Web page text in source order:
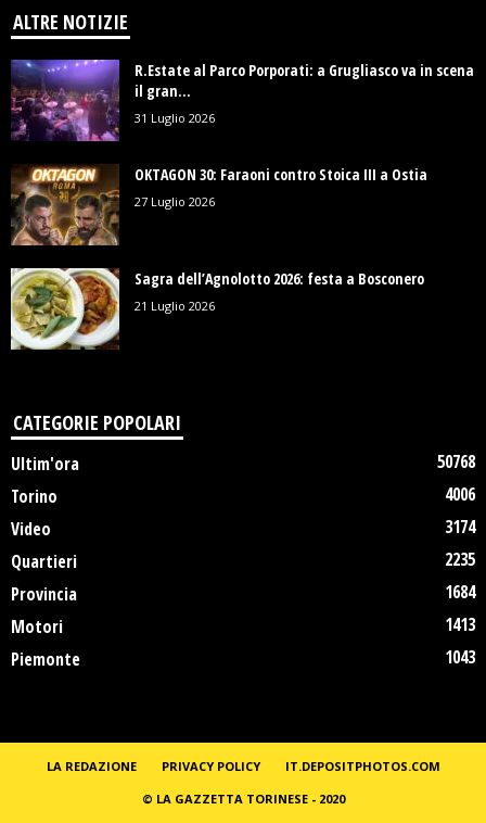
ALTRE NOTIZIE
R.Estate al Parco Porporati: a Grugliasco va in scena
il gran...
31 Luglio 2026
OKTAGON 30: Faraoni contro Stoica III a Ostia
27 Luglio 2026
Sagra dell’Agnolotto 2026: festa a Bosconero
21 Luglio 2026
CATEGORIE POPOLARI
Ultim'ora
50768
Torino
4006
Video
3174
Quartieri
2235
Provincia
1684
Motori
1413
Piemonte
1043
LA REDAZIONE PRIVACY POLICY
IT.DEPOSITPHOTOS.COM
© LA GAZZETTA TORINESE - 2020